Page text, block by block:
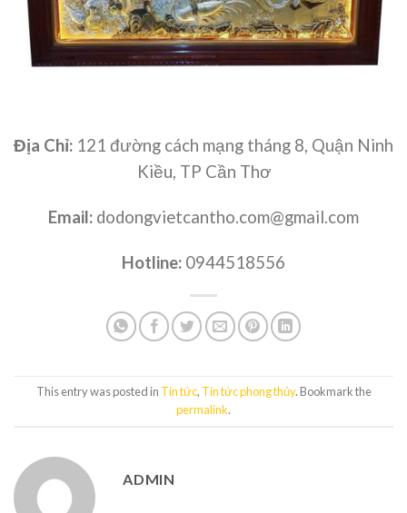
Địa Chỉ: 121 đường cách mạng tháng 8, Quận Ninh
Kiều, TP Cần Thơ
Email: dodongvietcantho.com@gmail.com
Hotline: 0944518556
This entry was posted in Tin tức, Tin tức phong thủy. Bookmark the
permalink.
ADMIN